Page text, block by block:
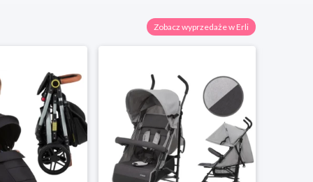
Zobacz wyprzedaże w Erli